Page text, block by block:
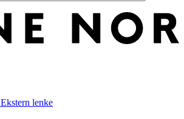
Ekstern lenke